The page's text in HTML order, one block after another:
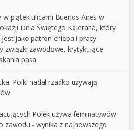
w piątek ulicami Buenos Aires w
Dnia Świętego Kajetana, który
jako patron chleba i pracy.
związki zawodowe, krytykujące
pasa.
Polki nadal rzadko używają
Polek używa feminatywów
zawodu - wynika z najnowszego